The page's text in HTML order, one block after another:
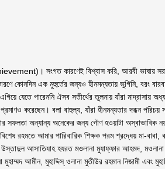
সংগত কারণেই বিশ্বাস করি, আরবী ভাষায়
কোনদিন এক মুহুর্তের জন্যও হীনমন্যতায় ভুগিনি, বরং
যেতে পারেননি ঐসব সতীর্থের তুলনায় যাঁরা মাদ্রাসায়
প্রমাণও করেছেন। বলা বাহুল্য, যাঁরা হীনমন্যতার দরূন
সফলতা অন্যান্য অনেকের জন্য গৌণ হওয়াটা অস্বাভাবিক
রহমতে আমার পারিবারিক শিক্ষক পরম শ্রদ্ধেয় মা-
উস্তাদুল আসাতিযাহ হযরত মওলানা মুযাফ্ফার আহমদ,
আমীন, মুহাদ্দিস্ ওলানা মুতীউর রহমান নিজামী এবং